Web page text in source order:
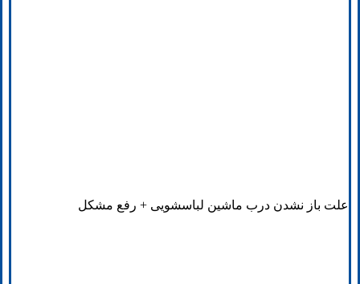
علت باز نشدن درب ماشین لباسشویی + رفع مشکل